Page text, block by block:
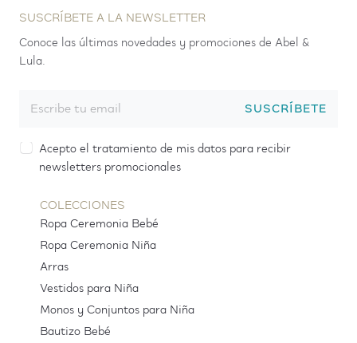
SUSCRÍBETE A LA NEWSLETTER
Conoce las últimas novedades y promociones de Abel &
Lula.
SUSCRÍBETE
Acepto el tratamiento de mis datos para recibir
newsletters promocionales
COLECCIONES
Ropa Ceremonia Bebé
Ropa Ceremonia Niña
Arras
Vestidos para Niña
Monos y Conjuntos para Niña
Bautizo Bebé